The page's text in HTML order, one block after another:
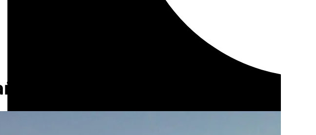
en el puerto de Benalmádena